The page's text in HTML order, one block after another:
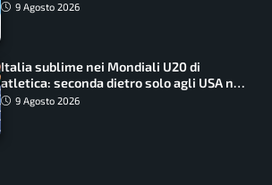
9 Agosto 2026
Italia sublime nei Mondiali U20 di
atletica: seconda dietro solo agli USA nel
medagliere
9 Agosto 2026